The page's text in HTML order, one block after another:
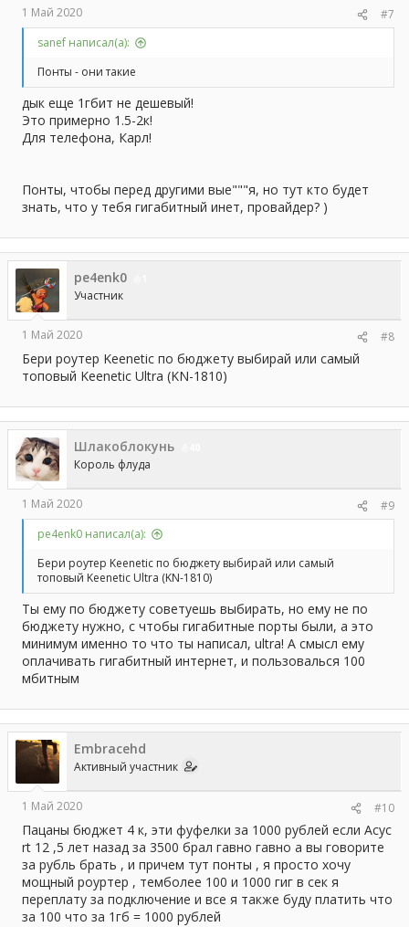
1 Май 2020
#7
sanef написал(а):
Понты - они такие
дык еще 1гбит не дешевый!
Это примерно 1.5-2к!
Для телефона, Карл!
Понты, чтобы перед другими вые"""я, но тут кто будет
знать, что у тебя гигабитный инет, провайдер? )
pe4enk0
Участник
1 Май 2020 #8
Бери роутер Keenetic по бюджету выбирай или самый
топовый Keenetic Ultra (KN-1810)
Шлакоблокунь
Король флуда
1 Май 2020
#9
pe4enk0 написал(а):
Бери роутер Keenetic по бюджету выбирай или самый
топовый Keenetic Ultra (KN-1810)
Ты ему по бюджету советуешь выбирать, но ему не по
бюджету нужно, с чтобы гигабитные порты были, а это
минимум именно то что ты написал, ultra! А смысл ему
оплачивать гигабитный интернет, и пользовалься 100
мбитным
Embracehd
Активный участник
1 Май 2020 #10
Пацаны бюджет 4 к, эти фуфелки за 1000 рублей если Асус
rt 12 ,5 лет назад за 3500 брал гавно гавно а вы говорите
за рубль брать , и причем тут понты , я просто хочу
мощный роуртер , темболее 100 и 1000 гиг в сек я
переплату за подключение и все я также буду платить что
за 100 что за 1гб = 1000 рублей